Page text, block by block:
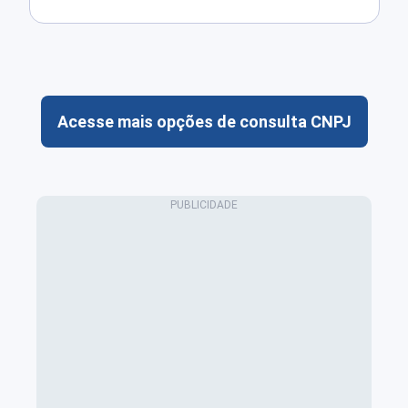
Acesse mais opções de consulta CNPJ